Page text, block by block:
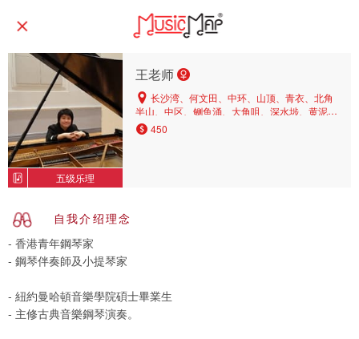
五级乐理
王老师
长沙湾、何文田、中环、山顶、青衣、北角
半山、中区、鲗鱼涌、大角咀、深水埗、黄泥
涌、荔枝角、红磡、旺角、薄扶林、油麻地、马
鞍山、荃湾、寿臣山、京士柏、又一村、大围、
450
自我介绍理念
- 香港青年鋼琴家
- 鋼琴伴奏師及小提琴家
- 紐約曼哈頓音樂學院碩士畢業生
- 主修古典音樂鋼琴演奏。